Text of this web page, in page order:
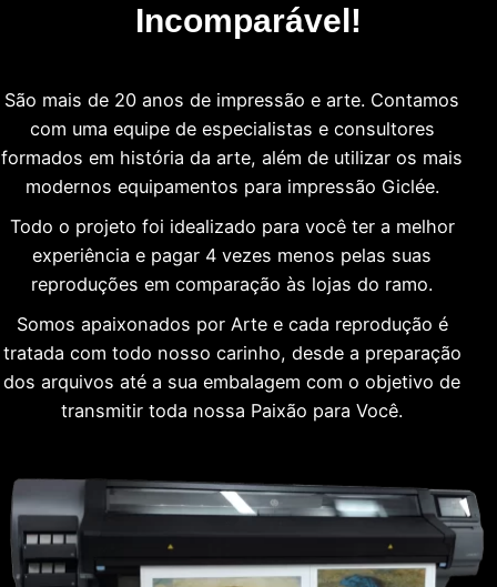
Incomparável!
São mais de 20 anos de impressão e arte. Contamos
com uma equipe de especialistas e consultores
formados em história da arte, além de utilizar os mais
modernos equipamentos para impressão Giclée.
Todo o projeto foi idealizado para você ter a melhor
experiência e pagar 4 vezes menos pelas suas
reproduções em comparação às lojas do ramo.
Somos apaixonados por Arte e cada reprodução é
tratada com todo nosso carinho, desde a preparação
dos arquivos até a sua embalagem com o objetivo de
transmitir toda nossa Paixão para Você.